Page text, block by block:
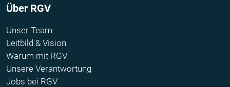
Über RGV
Unser Team
Leitbild & Vision
Warum mit RGV
Unsere Verantwortung
Jobs bei RGV